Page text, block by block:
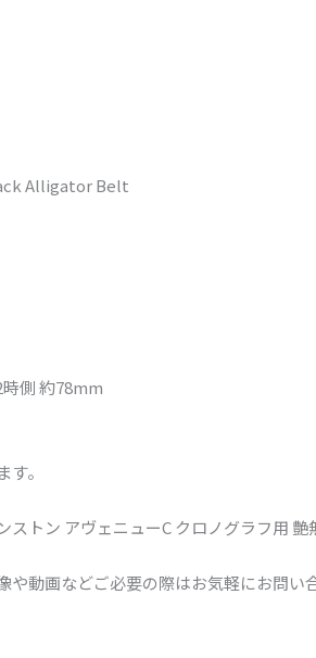
Alligator Belt
側 約78mm
。
ストン アヴェニューC クロノグラフ用
や動画などご必要の際はお気軽にお問い